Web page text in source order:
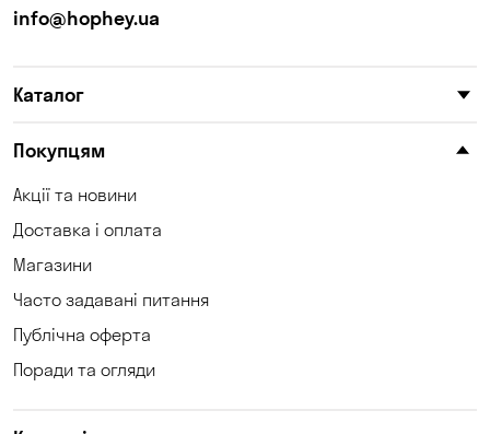
info@hophey.ua
Каталог
Покупцям
Акції та новини
Доставка і оплата
Магазини
Часто задавані питання
Публічна оферта
Поради та огляди